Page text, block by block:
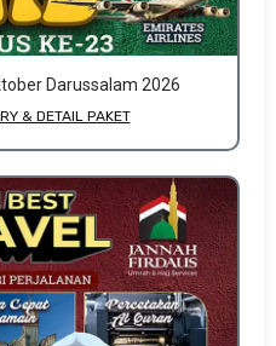
Darussalam 2026
& DETAIL PAKET